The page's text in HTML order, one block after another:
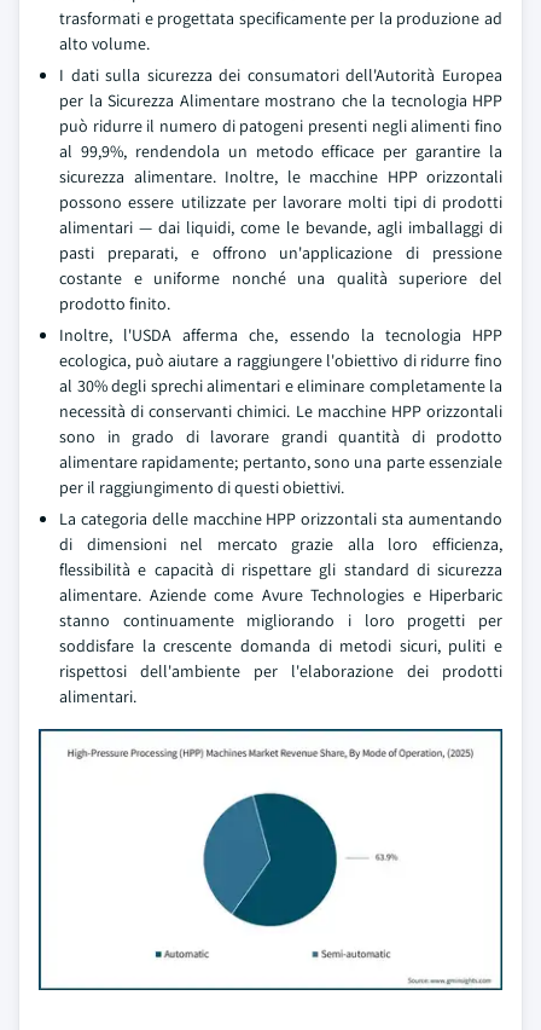
trasformati e progettata specificamente per la produzione ad
alto volume.
I dati sulla sicurezza dei consumatori dell'Autorità Europea
per la Sicurezza Alimentare mostrano che la tecnologia HPP
può ridurre il numero di patogeni presenti negli alimenti fino
al 99,9%, rendendola un metodo efficace per garantire la
sicurezza alimentare. Inoltre, le macchine HPP orizzontali
possono essere utilizzate per lavorare molti tipi di prodotti
alimentari — dai liquidi, come le bevande, agli imballaggi di
pasti preparati, e offrono un'applicazione di pressione
costante e uniforme nonché una qualità superiore del
prodotto finito.
Inoltre, l'USDA afferma che, essendo la tecnologia HPP
ecologica, può aiutare a raggiungere l'obiettivo di ridurre fino
al 30% degli sprechi alimentari e eliminare completamente la
necessità di conservanti chimici. Le macchine HPP orizzontali
sono in grado di lavorare grandi quantità di prodotto
alimentare rapidamente; pertanto, sono una parte essenziale
per il raggiungimento di questi obiettivi.
La categoria delle macchine HPP orizzontali sta aumentando
di dimensioni nel mercato grazie alla loro efficienza,
flessibilità e capacità di rispettare gli standard di sicurezza
alimentare. Aziende come Avure Technologies e Hiperbaric
stanno continuamente migliorando i loro progetti per
soddisfare la crescente domanda di metodi sicuri, puliti e
rispettosi dell'ambiente per l'elaborazione dei prodotti
alimentari.